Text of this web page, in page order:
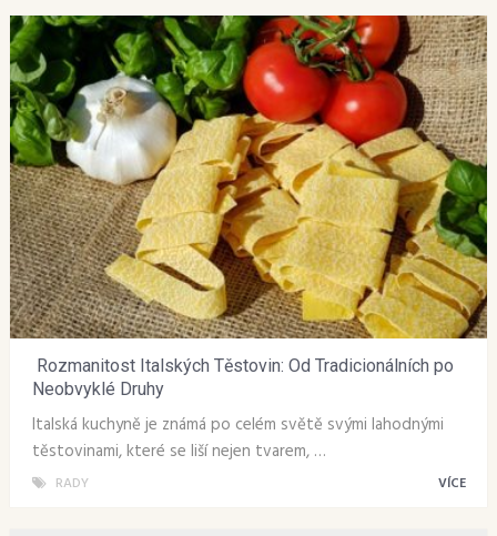
Rozmanitost Italských Těstovin: Od Tradicionálních po
Neobvyklé Druhy
Italská kuchyně je známá po celém světě svými lahodnými
těstovinami, které se liší nejen tvarem, …
RADY VÍCE